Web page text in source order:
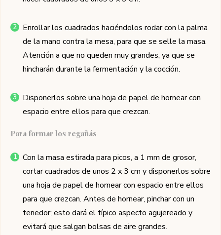
Enrollar los cuadrados haciéndolos rodar con la palma
de la mano contra la mesa, para que se selle la masa.
Atención a que no queden muy grandes, ya que se
hincharán durante la fermentación y la cocción.
Disponerlos sobre una hoja de papel de hornear con
espacio entre ellos para que crezcan.
Para formar los regañás
Con la masa estirada para picos, a 1 mm de grosor,
cortar cuadrados de unos 2 x 3 cm y disponerlos sobre
una hoja de papel de hornear con espacio entre ellos
para que crezcan. Antes de hornear, pinchar con un
tenedor; esto dará el típico aspecto agujereado y
evitará que salgan bolsas de aire grandes.